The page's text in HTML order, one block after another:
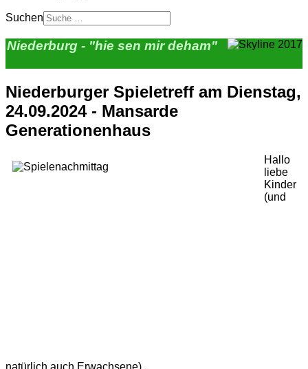
Suchen
Niederburg - "hie sen mir deham"
Niederburger Spieletreff am Dienstag,
24.09.2024 - Mansarde
Generationenhaus
Hallo
liebe
Kinder
(und
natürlich auch Erwachsene),